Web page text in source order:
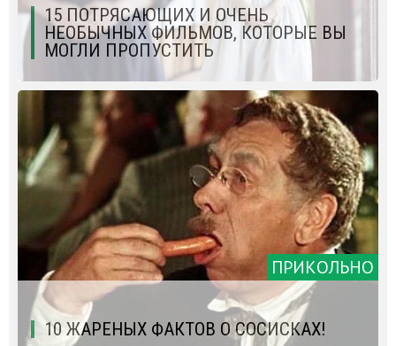
15 ПОТРЯСАЮЩИХ И ОЧЕНЬ
НЕОБЫЧНЫХ ФИЛЬМОВ, КОТОРЫЕ ВЫ
МОГЛИ ПРОПУСТИТЬ
ПРИКОЛЬНО
10 ЖАРЕНЫХ ФАКТОВ О СОСИСКАХ!